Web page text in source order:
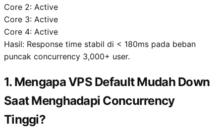
Core 2: Active
Core 3: Active
Core 4: Active
Hasil: Response time stabil di < 180ms pada beban
puncak concurrency 3,000+ user.
1. Mengapa VPS Default Mudah Down
Saat Menghadapi Concurrency
Tinggi?